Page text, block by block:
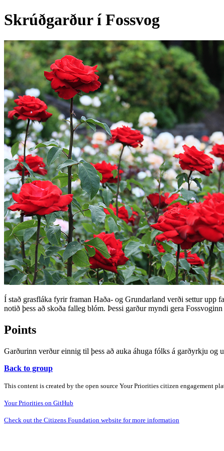
Skrúðgarður í Fossvog
Í stað grasfláka fyrir framan Haða- og Grundarland verði settur upp
notið þess að skoða falleg blóm. Þessi garður myndi gera
Points
Garðurinn verður einnig til þess að auka áhuga fólks á garðyrkju
Back to group
This content is created by the open source Your Priorities citizen engagement
Your Priorities on GitHub
Check out the Citizens Foundation website for more information